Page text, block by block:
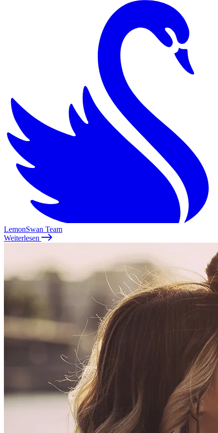
LemonSwan Team
Weiterlesen